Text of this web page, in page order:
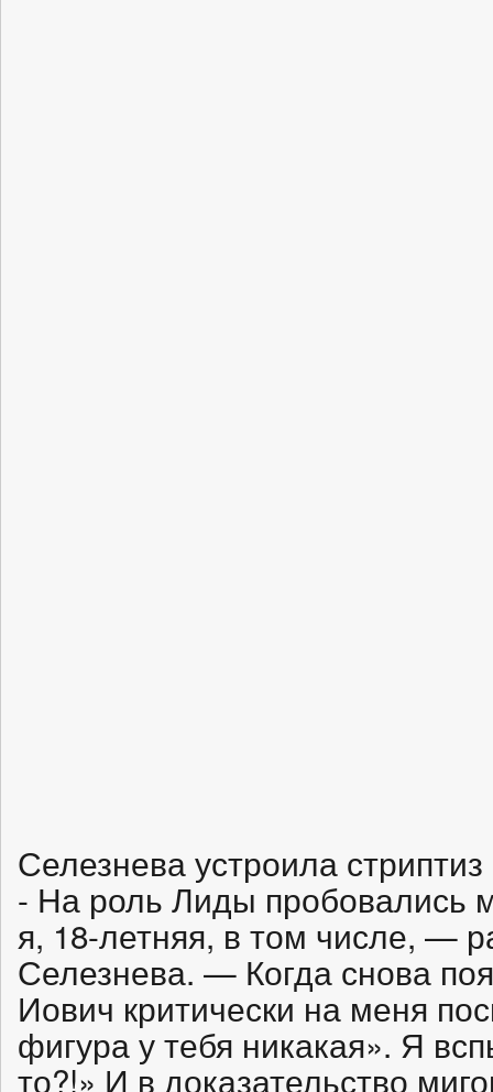
Селезнева устроила стриптиз
- На роль Лиды пробовались
я, 18-летняя, в том числе, —
Селезнева. — Когда снова
Иович критически на меня
фигура у тебя никакая». Я
то?!» И в доказательство